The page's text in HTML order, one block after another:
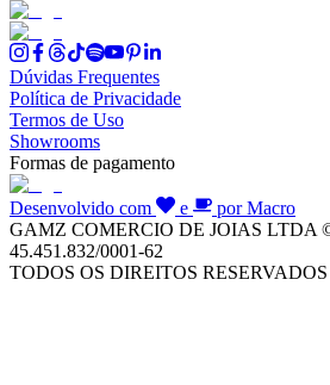
Dúvidas Frequentes
Política de Privacidade
Termos de Uso
Showrooms
Formas de pagamento
Desenvolvido com e
por Macro
GAMZ COMERCIO DE JOIAS LTDA
45.451.832/0001-62
TODOS OS DIREITOS RESERVADOS